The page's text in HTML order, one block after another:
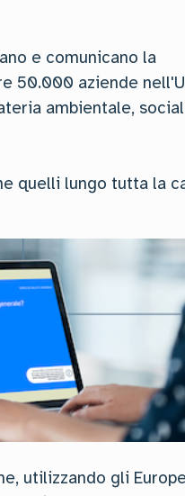
e comunicano la
50.000 aziende
ambientale,
quelli lungo tutta la
utilizzando gli